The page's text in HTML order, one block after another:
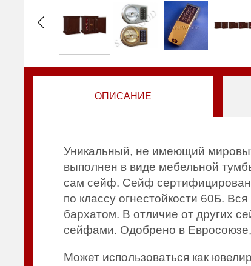
ОПИСАНИЕ
Уникальный, не имеющий
выполнен в виде мебельной
сам сейф. Сейф сертифицирован
по классу огнестойкости 60Б.
бархатом. В отличие от других
сейфами. Одобрено в
Может использоваться как